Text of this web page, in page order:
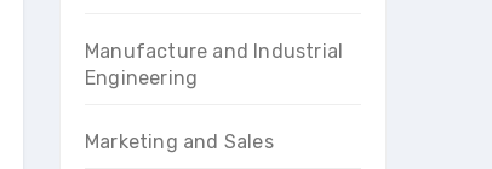
Manufacture and Industrial
Engineering
Marketing and Sales